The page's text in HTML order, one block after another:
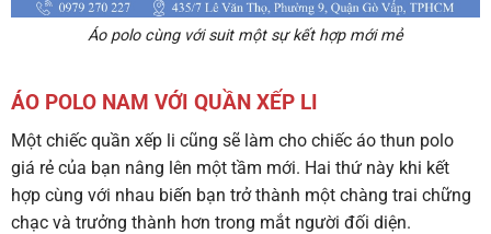
Áo polo cùng với suit một sự kết hợp mới mẻ
ÁO POLO NAM VỚI QUẦN XẾP LI
Một chiếc quần xếp li cũng sẽ làm cho chiếc áo thun polo
giá rẻ của bạn nâng lên một tầm mới. Hai thứ này khi kết
hợp cùng với nhau biến bạn trở thành một chàng trai chững
chạc và trưởng thành hơn trong mắt người đối diện.